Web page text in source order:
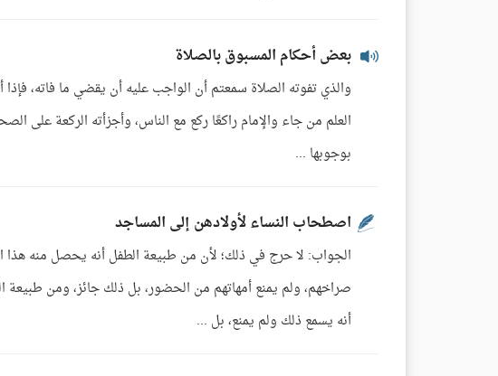
بعض أحكام المسبوق بالصلاة
والذي تفوته الصلاة سمعتم أن الواجب عليه أن يقضي ما فاته،
العلم من جاء والإمام راكعًا ركع مع الناس، وأجزأته الركعة على
بوجوبها ...
اصطحاب النساء لأولادهن إلى المساجد
الجواب: لا حرج في ذلك؛ لأن من طبيعة الطفل أنه يحصل منه
صراخهم، ولم يمنع أمهاتهم من الحضور، بل ذلك جائز، ومن
أنه يسمع ذلك ولم يمنع، بل ...